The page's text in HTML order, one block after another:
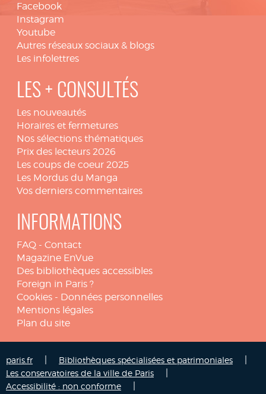
Facebook
Instagram
Youtube
Autres réseaux sociaux & blogs
Les infolettres
LES + CONSULTÉS
Les nouveautés
Horaires et fermetures
Nos sélections thématiques
Prix des lecteurs 2026
Les coups de coeur 2025
Les Mordus du Manga
Vos derniers commentaires
INFORMATIONS
FAQ - Contact
Magazine EnVue
Des bibliothèques accessibles
Foreign in Paris ?
Cookies - Données personnelles
Mentions légales
Plan du site
paris.fr Bibliothèques spécialisées et patrimoniales
Les conservatoires de la ville de Paris
Accessibilité : non conforme